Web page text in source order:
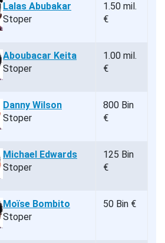
Lalas Abubakar
Stoper
1.50 mil.
€
Aboubacar Keita
Stoper
1.00 mil.
€
Danny Wilson
Stoper
800 Bin
€
Michael Edwards
Stoper
125 Bin
€
Moïse Bombito
Stoper
50 Bin €